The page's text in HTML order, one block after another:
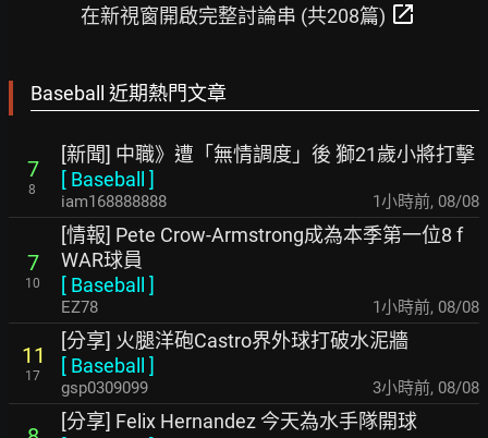
在新視窗開啟完整討論串 (共208篇) open_in_new
Baseball 近期熱門文章
7
8
[新聞] 中職》遭「無情調度」後 獅21歲小將打擊
[ Baseball ]
iam168888888 1小時前, 08/08
7
10
[情報] Pete Crow-Armstrong成為本季第一位8 f
WAR球員
[ Baseball ]
EZ78 1小時前, 08/08
11
17
[分享] 火腿洋砲Castro界外球打破水泥牆
[ Baseball ]
gsp0309099 3小時前, 08/08
[分享] Felix Hernandez 今天為水手隊開球